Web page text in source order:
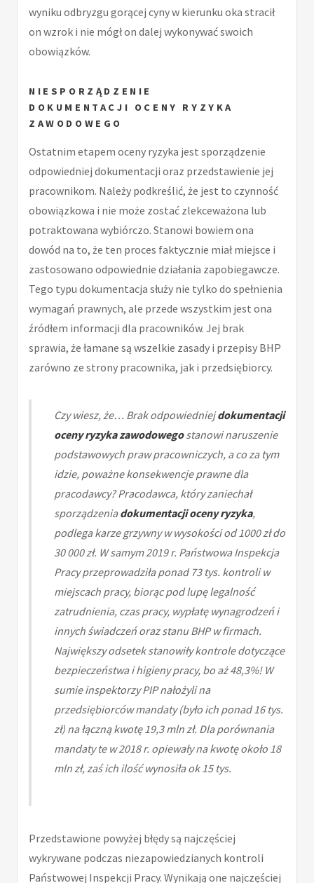
wyniku odbryzgu gorącej cyny w kierunku oka stracił
on wzrok i nie mógł on dalej wykonywać swoich
obowiązków.
NIESPORZĄDZENIE
DOKUMENTACJI OCENY RYZYKA
ZAWODOWEGO
Ostatnim etapem oceny ryzyka jest sporządzenie
odpowiedniej dokumentacji oraz przedstawienie jej
pracownikom. Należy podkreślić, że jest to czynność
obowiązkowa i nie może zostać zlekceważona lub
potraktowana wybiórczo. Stanowi bowiem ona
dowód na to, że ten proces faktycznie miał miejsce i
zastosowano odpowiednie działania zapobiegawcze.
Tego typu dokumentacja służy nie tylko do spełnienia
wymagań prawnych, ale przede wszystkim jest ona
źródłem informacji dla pracowników. Jej brak
sprawia, że łamane są wszelkie zasady i przepisy BHP
zarówno ze strony pracownika, jak i przedsiębiorcy.
Czy wiesz, że… Brak odpowiedniejdokumentacji
oceny ryzyka zawodowegostanowi naruszenie
podstawowych praw pracowniczych, a co za tym
idzie, poważne konsekwencje prawne dla
pracodawcy? Pracodawca, który zaniechał
sporządzeniadokumentacji oceny ryzyka,
podlega karze grzywny w wysokości od 1000 zł do
30 000 zł. W samym 2019 r. Państwowa Inspekcja
Pracy przeprowadziła ponad 73 tys. kontroli w
miejscach pracy, biorąc pod lupę legalność
zatrudnienia, czas pracy, wypłatę wynagrodzeń i
innych świadczeń oraz stanu BHP w firmach.
Największy odsetek stanowiły kontrole dotyczące
bezpieczeństwa i higieny pracy, bo aż 48,3%! W
sumie inspektorzy PIP nałożyli na
przedsiębiorców mandaty (było ich ponad 16 tys.
zł) na łączną kwotę 19,3 mln zł. Dla porównania
mandaty te w 2018 r. opiewały na kwotę około 18
mln zł, zaś ich ilość wynosiła ok 15 tys.
Przedstawione powyżej błędy są najczęściej
wykrywane podczas niezapowiedzianych kontroli
Państwowej Inspekcji Pracy. Wynikają one najczęściej